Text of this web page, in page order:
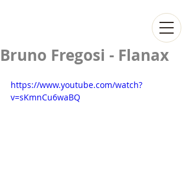
Bruno Fregosi - Flanax
https://www.youtube.com/watch?
v=sKmnCu6waBQ